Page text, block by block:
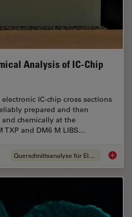
Analysis of IC-Chip
IC-chip cross sections
prepared and then
chemically at the
TXP and DM6 M LIBS…
Querschnittsanalyse für Elektronik